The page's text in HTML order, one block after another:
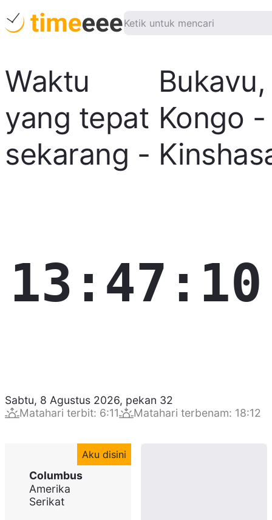
Waktu
yang tepat
sekarang -
Bukavu,
Kongo -
13:47:11
Sabtu, 8 Agustus 2026, pekan 32
Matahari terbit: 6:11 Matahari terbenam: 18:12
Aku disini
Columbus
Amerika
Serikat